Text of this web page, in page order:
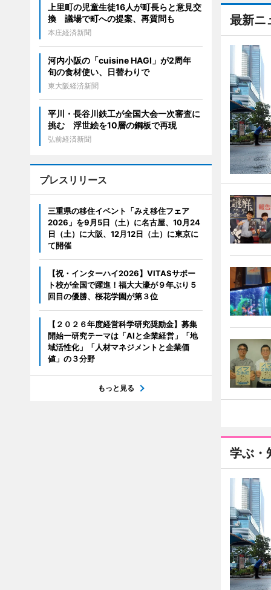
最新ニ
学ぶ・
上里町の児童生徒16人が町長らと意見交
換 議場で町への提案、再質問も
本庄経済新聞
河内小阪の「cuisine HAGI」が2周年
旬の食材使い、日替わりで
東大阪経済新聞
平川・長谷川鉄工が全国大会一次審査に
挑む 浮世絵を10層の鋼板で再現
弘前経済新聞
プレスリリース
三重県の移住イベント「みえ移住フェア
2026」を9月5日（土）に名古屋、10月24
日（土）に大阪、12月12日（土）に東京に
て開催
【祝・インターハイ2026】VITASサポー
ト校が全国で躍進！福大大濠が９年ぶり５
回目の優勝、桜花学園が第３位
【２０２６年度経営科学研究奨励金】募集
開始ー研究テーマは「AIと企業経営」「地
域活性化」「人材マネジメントと企業価
値」の３分野
もっと見る